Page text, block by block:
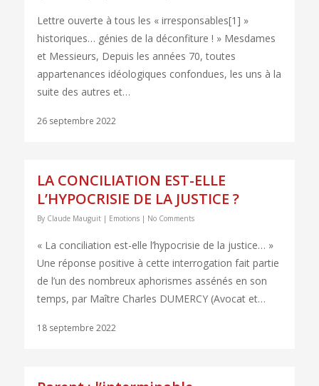
Lettre ouverte à tous les « irresponsables[1] »
historiques… génies de la déconfiture ! » Mesdames
et Messieurs, Depuis les années 70, toutes
appartenances idéologiques confondues, les uns à la
suite des autres et…
26 septembre 2022
LA CONCILIATION EST-ELLE
L’HYPOCRISIE DE LA JUSTICE ?
By Claude Mauguit | Emotions | No Comments
« La conciliation est-elle l’hypocrisie de la justice… »
Une réponse positive à cette interrogation fait partie
de l’un des nombreux aphorismes assénés en son
temps, par Maître Charles DUMERCY (Avocat et…
18 septembre 2022